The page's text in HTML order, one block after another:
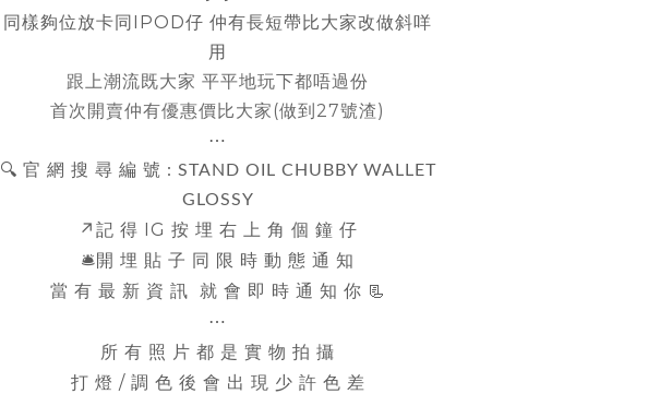
同樣夠位放卡同IPOD仔 仲有長短帶比大家改做斜咩
用
跟上潮流既大家 平平地玩下都唔過份
首次開賣仲有優惠價比大家(做到27號渣)
⋯
🔍 官 網 搜 尋 編 號 : STAND OIL CHUBBY WALLET
GLOSSY
↗️記 得 IG 按 埋 右 上 角 個 鐘 仔
🛎️開 埋 貼 子 同 限 時 動 態 通 知
當 有 最 新 資 訊 就 會 即 時 通 知 你 📃
⋯
所 有 照 片 都 是 實 物 拍 攝
打 燈 / 調 色 後 會 出 現 少 許 色 差